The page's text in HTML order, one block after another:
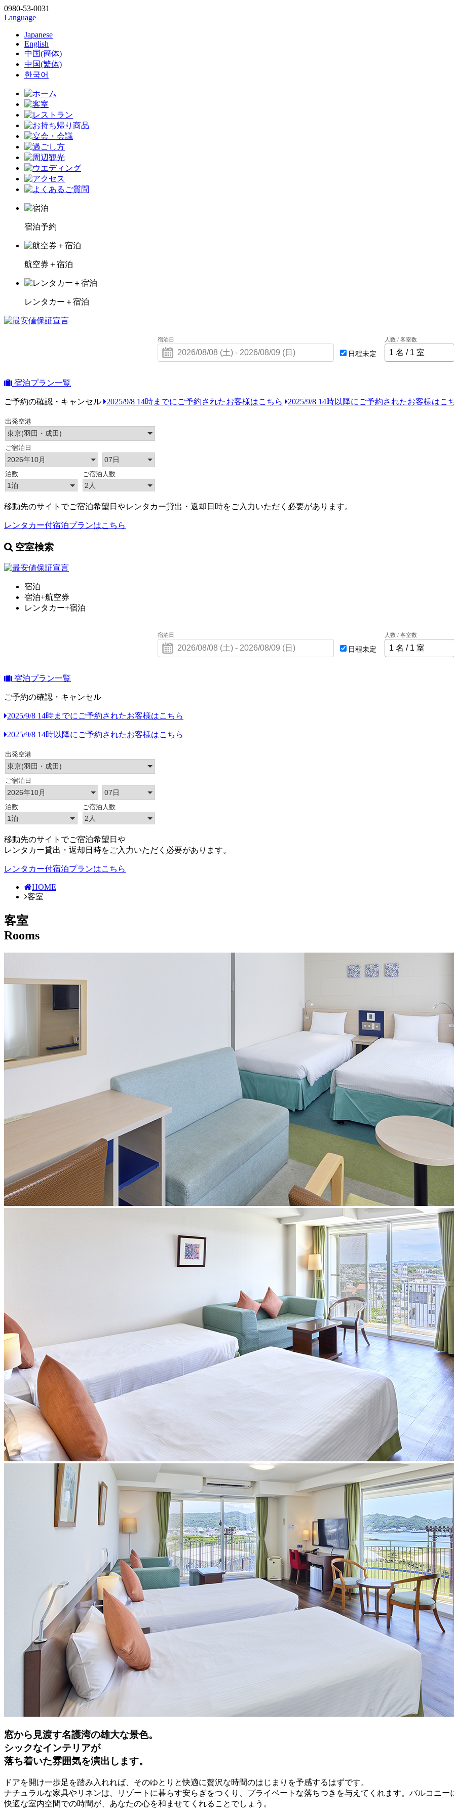
0980-53-0031
Language
Japanese
English
中国(簡体)
中国(繁体)
한국어
宿泊予約
航空券＋宿泊
レンタカー＋宿泊
宿泊日
日程未定
人数 / 客室数
宿泊プラン一覧
ご予約の確認・キャンセル 2025/9/8 14時までにご予約されたお客様はこちら 2025/9/8 14時以降にご予約されたお客様はこ
移動先のサイトでご宿泊希望日やレンタカー貸出・返却日時をご入力いただく必要があります。
レンタカー付宿泊プランはこちら
空室検索
宿泊
宿泊+航空券
レンタカー+宿泊
宿泊日
日程未定
人数 / 客室数
宿泊プラン一覧
ご予約の確認・キャンセル
2025/9/8 14時までにご予約されたお客様はこちら
2025/9/8 14時以降にご予約されたお客様はこちら
移動先のサイトでご宿泊希望日や
レンタカー貸出・返却日時をご入力いただく必要があります。
レンタカー付宿泊プランはこちら
HOME
客室
客室
Rooms
窓から見渡す名護湾の雄大な景色。
シックなインテリアが
落ち着いた雰囲気を演出します。
ドアを開け一歩足を踏み入れれば、そのゆとりと快適に贅沢な時間のはじまりを予感するはずです。
ナチュラルな家具やリネンは、リゾートに暮らす安らぎをつくり、プライベートな落ちつきを与えてくれます。バルコニ
快適な室内空間での時間が、あなたの心を和ませてくれることでしょう。